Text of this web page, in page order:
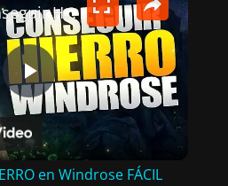
P
L
Cómo conseguir HIERRO en Windrose FÁCIL (Mejor sitio y truco)
en Windrose FÁCIL